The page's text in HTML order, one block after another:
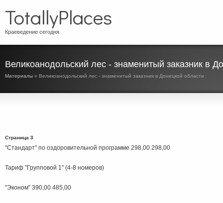
TotallyPlaces
Краеведение сегодня
Великоанодольский лес - знаменитый заказник в
Материалы » Великоанодольский лес - знаменитый заказник в Донецкой области
Страница 3
"Стандарт" по оздоровительной программе 298,00 298,00
Тариф "Групповой 1" (4-8 номеров)
"Эконом" 390,00 485,00